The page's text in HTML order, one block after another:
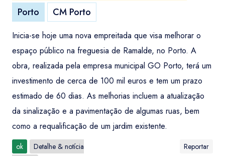
Porto
CM Porto
Inicia-se hoje uma nova empreitada que visa melhorar o
espaço público na freguesia de Ramalde, no Porto. A
obra, realizada pela empresa municipal GO Porto, terá um
investimento de cerca de 100 mil euros e tem um prazo
estimado de 60 dias. As melhorias incluem a atualização
da sinalização e a pavimentação de algumas ruas, bem
como a requalificação de um jardim existente.
ok
Detalhe & notícia
Reportar